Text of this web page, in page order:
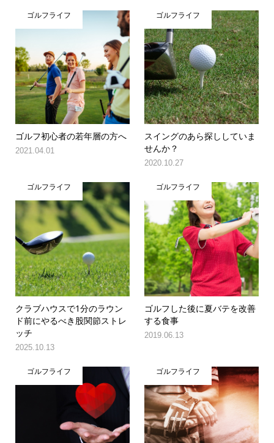
ゴルフライフ
ゴルフ初心者の若年層の方へ
2021.04.01
ゴルフライフ
スイングのあら探ししていま
せんか？
2020.10.27
ゴルフライフ
クラブハウスで1分のラウン
ド前にやるべき股関節ストレ
ッチ
2025.10.13
ゴルフライフ
ゴルフした後に夏バテを改善
する食事
2019.06.13
ゴルフライフ ゴルフライフ